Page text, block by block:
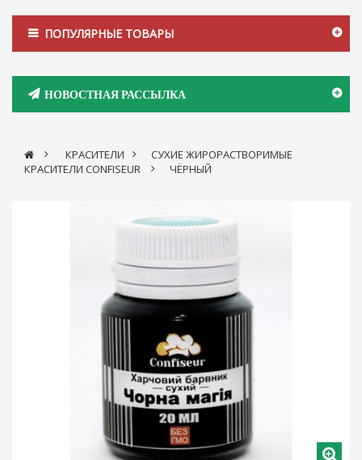
ПОПУЛЯРНЫЕ ТОВАРЫ
НОВОСТНАЯ РАССЫЛКА
> КРАСИТЕЛИ >
СУХИЕ ЖИРОРАСТВОРИМЫЕ
КРАСИТЕЛИ CONFISEUR
> ЧЁРНЫЙ